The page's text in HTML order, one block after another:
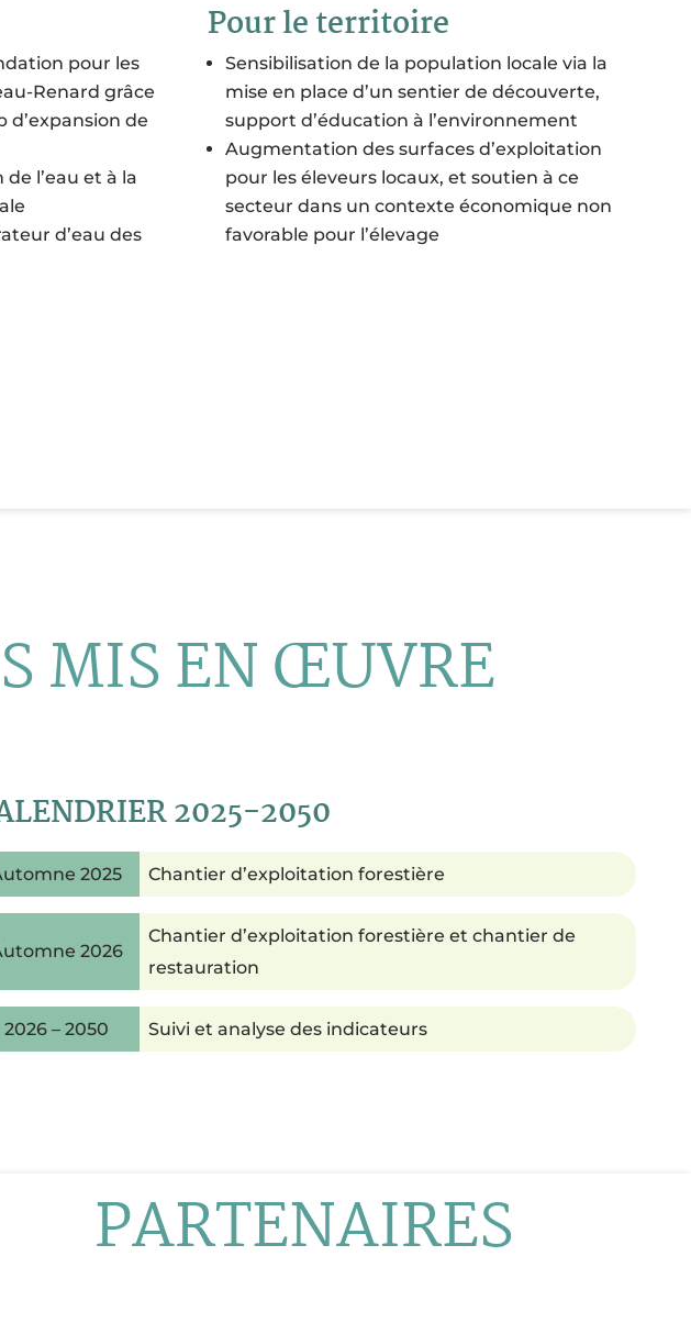
pour les
Renard grâce
d’expansion de
l’eau et à la
d’eau des
Pour le territoire
Sensibilisation de la population locale via la
mise en place d’un sentier de découverte,
support d’éducation à l’environnement
Augmentation des surfaces d’exploitation
pour les éleveurs locaux, et soutien à ce
secteur dans un contexte économique non
favorable pour l’élevage
MIS ENŒUVRE
2025-2050
2025 Chantier d’exploitation forestière
2026
Chantier d’exploitation forestière et chantier de
restauration
2026 – 2050 Suivi et analyse des indicateurs
PARTENAIRES